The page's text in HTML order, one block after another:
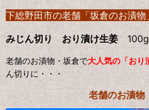
下総野田市の老舗「坂倉のお漬物
みじん切り おり漬け生姜100g
老舗のお漬物・ 坂倉で大人気の「おり
ん切りに・・・
老舗のお漬物